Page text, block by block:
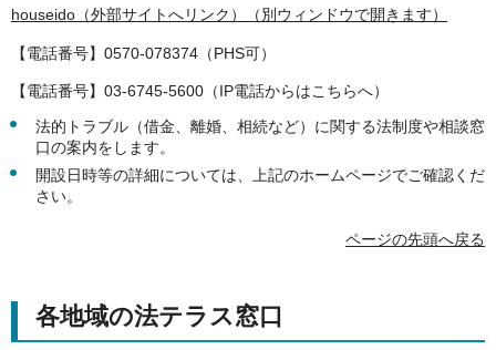
houseido（外部サイトへリンク）（別ウィンドウで開きます）
【電話番号】0570-078374（PHS可）
【電話番号】03-6745-5600（IP電話からはこちらへ）
法的トラブル（借金、離婚、相続など）に関する法制度や相談窓
口の案内をします。
開設日時等の詳細については、上記のホームページでご確認くだ
さい。
ページの先頭へ戻る
各地域の法テラス窓口